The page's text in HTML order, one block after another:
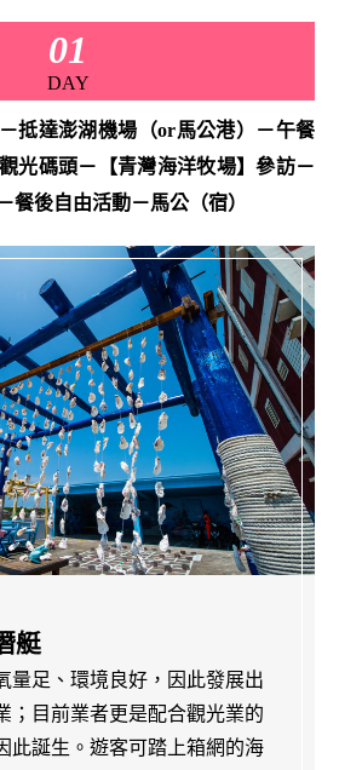
01
DAY
抵達澎湖機場（or馬公港）－午餐
光碼頭－【青灣海洋牧場】參訪－
餐後自由活動－馬公（宿）
艇
量足、環境良好，因此發展出
；目前業者更是配合觀光業的
此誕生。遊客可踏上箱網的海